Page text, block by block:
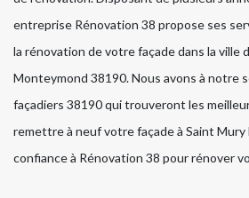
entreprise Rénovation 38 propose ses
la rénovation de votre façade dans la ville
Monteymond 38190. Nous avons à notre
façadiers 38190 qui trouveront les
remettre à neuf votre façade à Saint
confiance à Rénovation 38 pour rénover